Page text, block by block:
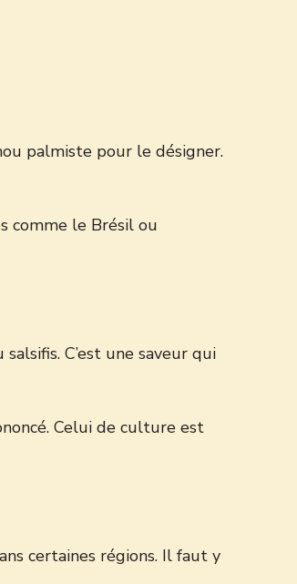
palmiste pour le désigner.
comme le Brésil ou
C’est une saveur qui
Celui de culture est
certaines régions. Il faut y